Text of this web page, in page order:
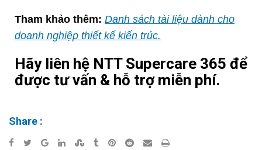
Tham khảo thêm: Danh sách tài liệu dành cho
doanh nghiệp thiết kế kiến trúc.
Hãy liên hệ NTT Supercare 365 để
được tư vấn & hỗ trợ miễn phí.
Share :